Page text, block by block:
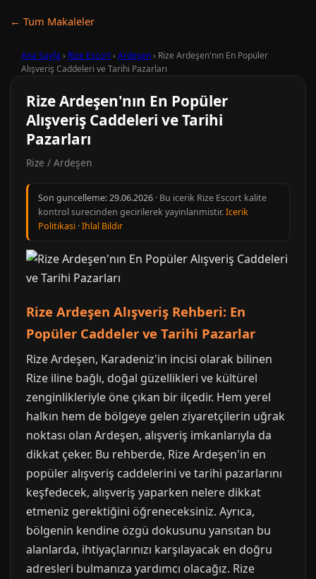
← Tum Makaleler
Ana Sayfa › Rize Escort› Ardeşen› Rize Ardeşen'nın En Popüler
Alışveriş Caddeleri ve Tarihi Pazarları
Rize Ardeşen'nın En Popüler
Alışveriş Caddeleri ve Tarihi
Pazarları
Rize / Ardeşen
Son guncelleme:29.06.2026 · Bu icerik Rize Escort kalite
kontrol surecinden gecirilerek yayinlanmistir.Icerik
Politikasi ·Ihlal Bildir
Rize Ardeşen Alışveriş Rehberi: En
Popüler Caddeler ve Tarihi Pazarlar
Rize Ardeşen, Karadeniz'in incisi olarak bilinen
Rize iline bağlı, doğal güzellikleri ve kültürel
zenginlikleriyle öne çıkan bir ilçedir. Hem yerel
halkın hem de bölgeye gelen ziyaretçilerin uğrak
noktası olan Ardeşen, alışveriş imkanlarıyla da
dikkat çeker. Bu rehberde, Rize Ardeşen'in en
popüler alışveriş caddelerini ve tarihi pazarlarını
keşfedecek, alışveriş yaparken nelere dikkat
etmeniz gerektiğini öğreneceksiniz. Ayrıca,
bölgenin kendine özgü dokusunu yansıtan bu
alanlarda, ihtiyaçlarınızı karşılayacak en doğru
adresleri bulmanıza yardımcı olacağız. Rize